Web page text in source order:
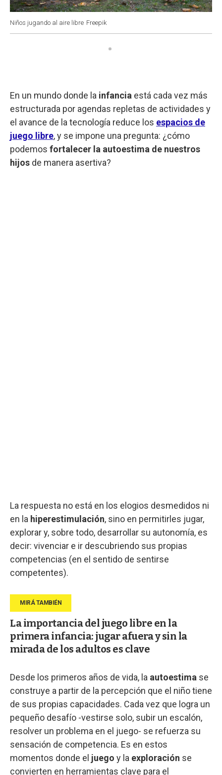
Niños jugando al aire libre Freepik
En un mundo donde la infancia está cada vez más
estructurada por agendas repletas de actividades y
el avance de la tecnología reduce los espacios de
juego libre, y se impone una pregunta: ¿cómo
podemos fortalecer la autoestima de nuestros
hijos de manera asertiva?
La respuesta no está en los elogios desmedidos ni
en la hiperestimulación, sino en permitirles jugar,
explorar y, sobre todo, desarrollar su autonomía, es
decir: vivenciar e ir descubriendo sus propias
competencias (en el sentido de sentirse
competentes).
La importancia del juego libre en la
primera infancia: jugar afuera y sin la
mirada de los adultos es clave
Desde los primeros años de vida, la autoestima se
construye a partir de la percepción que el niño tiene
de sus propias capacidades. Cada vez que logra un
pequeño desafío -vestirse solo, subir un escalón,
resolver un problema en el juego- se refuerza su
sensación de competencia. Es en estos
momentos donde el juego y la exploración se
convierten en herramientas clave para el